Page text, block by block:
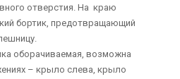
отверстия. На краю
бортик, предотвращающий
оборачиваемая, возможна
– крыло слева, крыло